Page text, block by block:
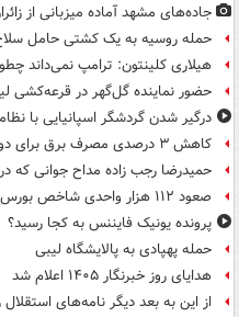
جاده‌های مشهد آماده میزبانی از
حمله روسیه به یک کشتی حامل سلاح
هیلاری کلینتون: ترامپ نمی‌داند
حضور نماینده گل‌گهر در قرعه‌کشی
درگیر شدن گردشگر اسپانیایی با
کاهش ۳ درصدی مصرف برق برای دومین سال متوالی
حمیدرضا رجب زاده مداح جوانی که
صعود ۱۱۲ هزار واحدی شاخص بورس در معاملات امروز
پرونده یونیک فایننس به کجا رسید؟
حمله پهپادی به پالایشگاه لیبی
هدایای روز خبرنگار ۱۴۰۵ اعلام شد
از این به بعد دیگر نامه‌های